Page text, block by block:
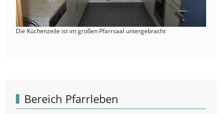
Die Küchenzeile ist im großen Pfarrsaal untergebracht
Bereich Pfarrleben